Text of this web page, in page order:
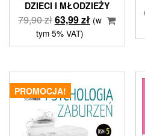
DZIECI I MŁODZIEŻY
79,90złPierwotna
cena
wynosiła:
63,99złAktualna
wynosi:
(w
tym 5% VAT)
PROMOCJA!